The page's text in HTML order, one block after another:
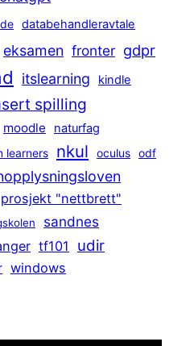
databehandleravtale
eksamen fronter gdpr
itslearning kindle
spilling
moodle naturfag
learners nkul oculus odf
prosjekt "nettbrett"
sandnes
tf101 udir
windows